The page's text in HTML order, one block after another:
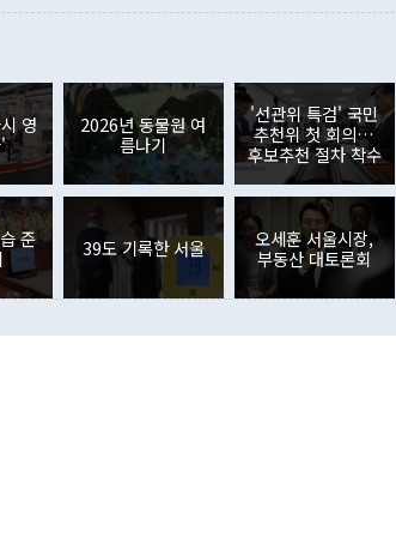
에서 정 장관이 언급한 '4자 회담'에 대해 "이상
토크에서 열리는 '동방경제포럼(EEF)'을 언급하
) 검토하고 있다"고 발언한 데 대해서도 조 장관
라며 "아직 거기까지 진도가 나가지 않았다"고
한 대북 구상과 설명은 정부 내 조율을 거치지
다. 특히 주적 표현 대체와 국호 사용, 9·19 군
등은 통일부 장관이 결정할 사안이 아니어서 월
다. 이 대통령은 정 장관의 업무보고를 듣고 난
다고 승인난 건 아니다"라고 재차 확인했다. 정
발언 내용은 대부분 국가안전보장회의(NSC)
닌 정 장관의 개인적 생각에 가깝다"며 "안보 관
정책이 아닌 사안을 추진하겠다고 업무보고를
군통수권자가 나서야 한다'고 주장한 것은 심각
전월 분기배당에 따른 기저효과로 배당지급이
만달러)을 넘어선 것이다. 직접투자에서는 내국
만달러, 외국인의 국내투자가 46억3000만달러
서는 외국인의 국내 주식 매도세가 이어졌다. 외
익실현 매도 등의 영향으로 316억1000만달러
만달러)에 이어 역대 최대 순매도 기록을 다시
권투자는 세계국채지수(WGBI) 자금 유입에도
증가 폭이 줄어든 52억9000만달러를 기록했
는 주식을 중심으로 35억6000만달러 증가했
영
'
2026년 동물원 여
름나기
'선관위 특검' 국민
추천위 첫 회의…
후보추천 절차 착수
준
39도 기록한 서울
오세훈 서울시장,
부동산 대토론회